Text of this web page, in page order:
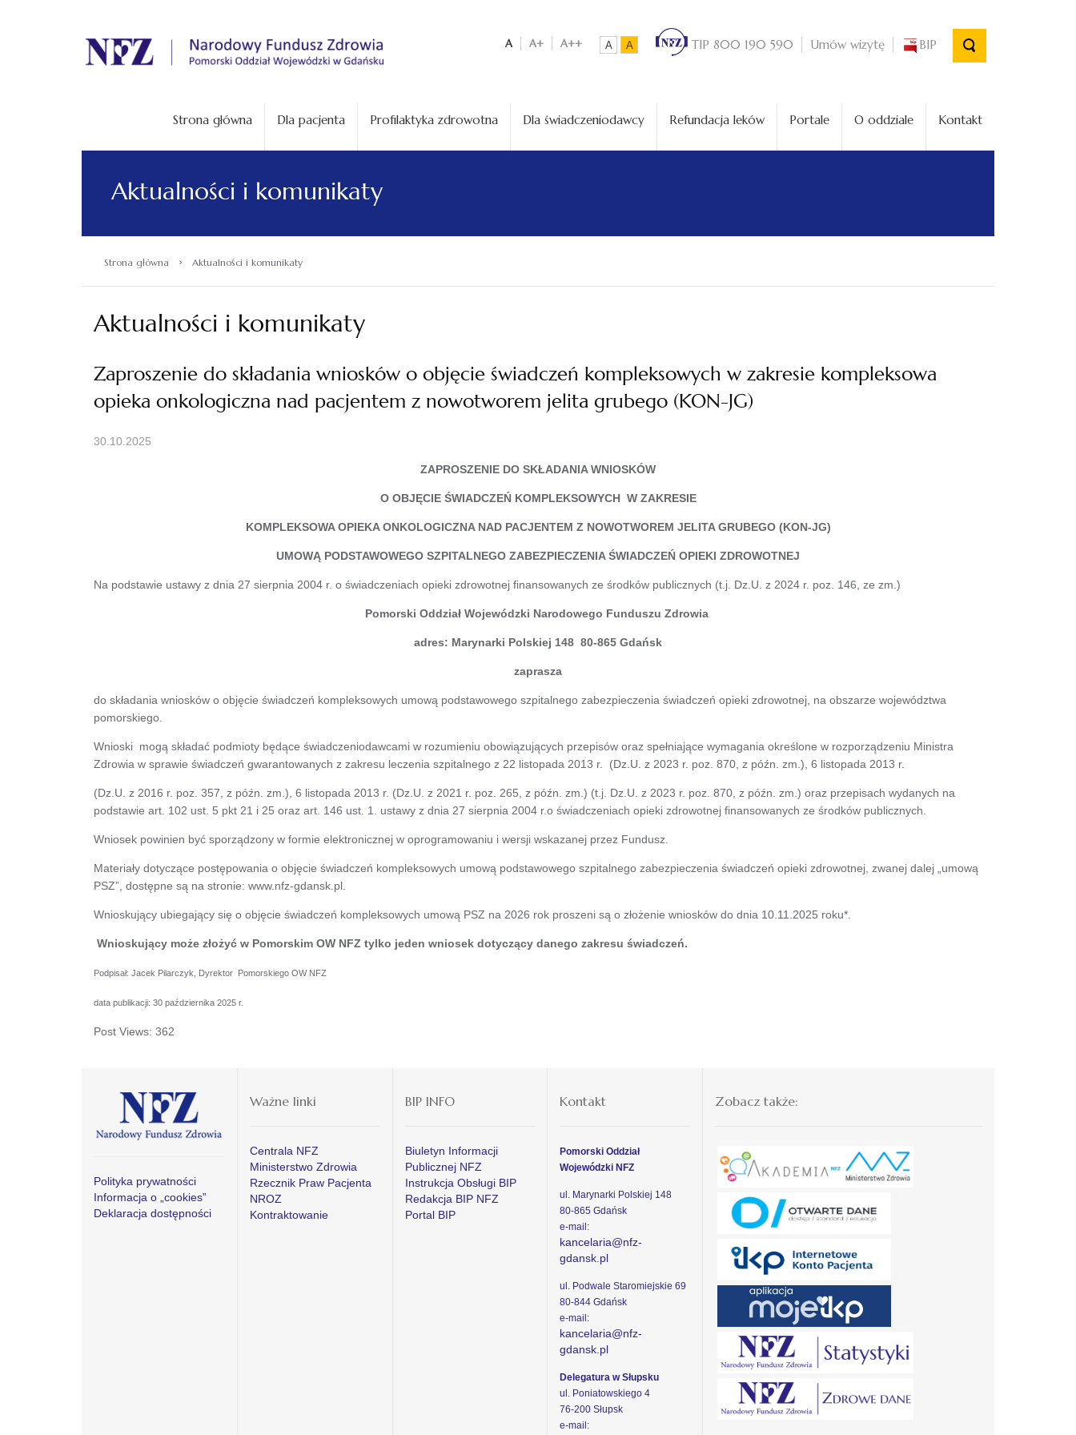
. A A+ A++ A A TIP 800 190 590 Umów wizytę BIP
Strona główna Dla pacjenta Profilaktyka zdrowotna Dla świadczeniodawcy Refundacja leków Portale O oddziale Kontakt
Aktualności i komunikaty
Strona główna › Aktualności i komunikaty
Aktualności i komunikaty
Zaproszenie do składania wniosków o objęcie świadczeń kompleksowych w zakresie kompleksowa
opieka onkologiczna nad pacjentem z nowotworem jelita grubego (KON-JG)
30.10.2025
ZAPROSZENIE DO SKŁADANIA WNIOSKÓW
O OBJĘCIE ŚWIADCZEŃ KOMPLEKSOWYCH W ZAKRESIE
KOMPLEKSOWA OPIEKA ONKOLOGICZNA NAD PACJENTEM Z NOWOTWOREM JELITA GRUBEGO (KON-JG)
UMOWĄ PODSTAWOWEGO SZPITALNEGO ZABEZPIECZENIAŚWIADCZEŃ OPIEKI ZDROWOTNEJ
Na podstawie ustawy z dnia 27 sierpnia 2004 r. o świadczeniach opieki zdrowotnej finansowanych ze środków publicznych (t.j. Dz.U. z 2024 r. poz. 146, ze zm.)
Pomorski Oddział Wojewódzki Narodowego Funduszu Zdrowia
adres: Marynarki Polskiej 148 80-865 Gdańsk
zaprasza
do składania wniosków o objęcie świadczeń kompleksowych umową podstawowego szpitalnego zabezpieczenia świadczeń opieki zdrowotnej, na obszarze województwa
pomorskiego.
Wnioski mogą składać podmioty będące świadczeniodawcami w rozumieniu obowiązujących przepisów oraz spełniające wymagania określone w rozporządzeniu Ministra
Zdrowia w sprawie świadczeń gwarantowanych z zakresu leczenia szpitalnego z 22 listopada 2013 r. (Dz.U. z 2023 r. poz. 870, z późn. zm.), 6 listopada 2013 r.
(Dz.U. z 2016 r. poz. 357, z późn. zm.), 6 listopada 2013 r. (Dz.U. z 2021 r. poz. 265, z późn. zm.) (t.j. Dz.U. z 2023 r. poz. 870, z późn. zm.) oraz przepisach wydanych na
podstawie art. 102 ust. 5 pkt 21 i 25 oraz art. 146 ust. 1. ustawy z dnia 27 sierpnia 2004 r.o świadczeniach opieki zdrowotnej finansowanych ze środków publicznych.
Wniosek powinien być sporządzony w formie elektronicznej w oprogramowaniu i wersji wskazanej przez Fundusz.
Materiały dotyczące postępowania o objęcie świadczeń kompleksowych umową podstawowego szpitalnego zabezpieczenia świadczeń opieki zdrowotnej, zwanej dalej „umową
PSZ”, dostępne są na stronie: www.nfz-gdansk.pl.
Wnioskujący ubiegający się o objęcie świadczeń kompleksowych umową PSZ na 2026 rok proszeni są o złożenie wniosków do dnia 10.11.2025 roku*.
Wnioskujący może złożyć w Pomorskim OW NFZ tylko jeden wniosek dotyczący danego zakresu świadczeń.
Podpisał: Jacek Pilarczyk, Dyrektor Pomorskiego OW NFZ
data publikacji: 30 października 2025 r.
Post Views: 362
Polityka prywatności
Informacja o „cookies”
Deklaracja dostępności
Ważne linki
Centrala NFZ
Ministerstwo Zdrowia
Rzecznik Praw Pacjenta
NROZ
Kontraktowanie
BIP INFO
Biuletyn Informacji
Publicznej NFZ
Instrukcja Obsługi BIP
Redakcja BIP NFZ
Portal BIP
Kontakt
Pomorski Oddział
Wojewódzki NFZ
ul. Marynarki Polskiej 148
80-865 Gdańsk
e-mail:
kancelaria@nfz-
gdansk.pl
ul. Podwale Staromiejskie 69
80-844 Gdańsk
e-mail:
kancelaria@nfz-
gdansk.pl
Delegatura w Słupsku
ul. Poniatowskiego 4
76-200 Słupsk
e-mail:
Zobacz także: